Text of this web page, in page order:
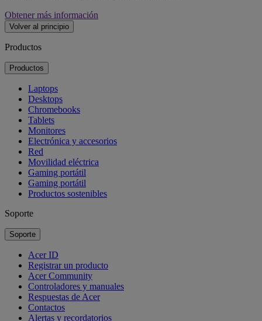
Obtener más información
Volver al principio
Productos
Productos
Laptops
Desktops
Chromebooks
Tablets
Monitores
Electrónica y accesorios
Red
Movilidad eléctrica
Gaming portátil
Gaming portátil
Productos sostenibles
Soporte
Soporte
Acer ID
Registrar un producto
Acer Community
Controladores y manuales
Respuestas de Acer
Contactos
Alertas y recordatorios